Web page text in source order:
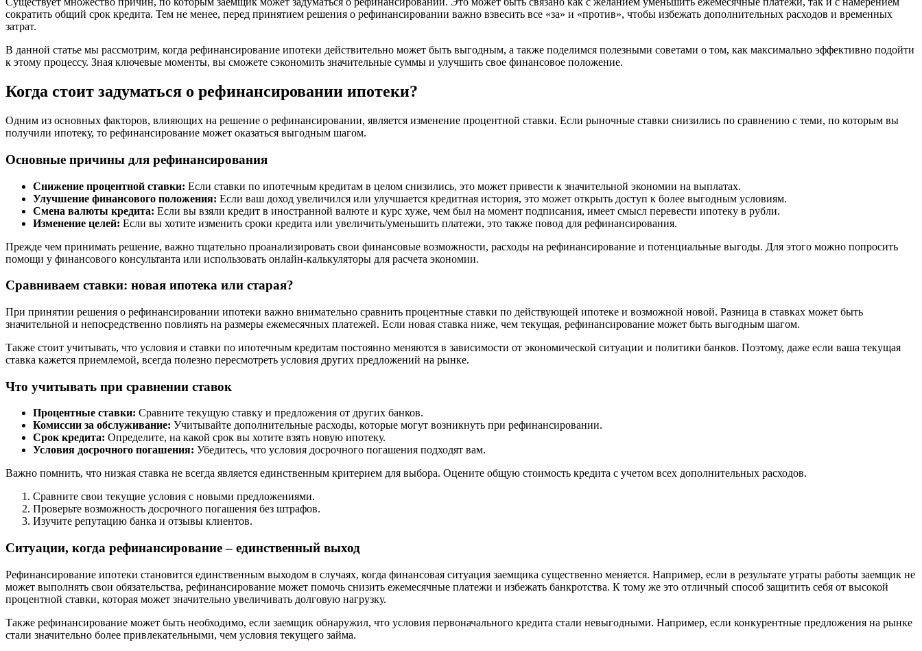
сократить общий срок кредита. Тем не менее, перед принятием решения о рефинансировании важно взвесить все «за» и «против», чтобы избежать дополнительных расходов и временных
затрат.
В данной статье мы рассмотрим, когда рефинансирование ипотеки действительно может быть выгодным, а также поделимся полезными советами о том, как максимально эффективно подойти
к этому процессу. Зная ключевые моменты, вы сможете сэкономить значительные суммы и улучшить свое финансовое положение.
Когда стоит задуматься о рефинансировании ипотеки?
Одним из основных факторов, влияющих на решение о рефинансировании, является изменение процентной ставки. Если рыночные ставки снизились по сравнению с теми, по которым вы
получили ипотеку, то рефинансирование может оказаться выгодным шагом.
Основные причины для рефинансирования
Снижение процентной ставки: Если ставки по ипотечным кредитам в целом снизились, это может привести к значительной экономии на выплатах.
Улучшение финансового положения: Если ваш доход увеличился или улучшается кредитная история, это может открыть доступ к более выгодным условиям.
Смена валюты кредита: Если вы взяли кредит в иностранной валюте и курс хуже, чем был на момент подписания, имеет смысл перевести ипотеку в рубли.
Изменение целей: Если вы хотите изменить сроки кредита или увеличить/уменьшить платежи, это также повод для рефинансирования.
Прежде чем принимать решение, важно тщательно проанализировать свои финансовые возможности, расходы на рефинансирование и потенциальные выгоды. Для этого можно попросить
помощи у финансового консультанта или использовать онлайн-калькуляторы для расчета экономии.
Сравниваем ставки: новая ипотека или старая?
При принятии решения о рефинансировании ипотеки важно внимательно сравнить процентные ставки по действующей ипотеке и возможной новой. Разница в ставках может быть
значительной и непосредственно повлиять на размеры ежемесячных платежей. Если новая ставка ниже, чем текущая, рефинансирование может быть выгодным шагом.
Также стоит учитывать, что условия и ставки по ипотечным кредитам постоянно меняются в зависимости от экономической ситуации и политики банков. Поэтому, даже если ваша текущая
ставка кажется приемлемой, всегда полезно пересмотреть условия других предложений на рынке.
Что учитывать при сравнении ставок
Процентные ставки: Сравните текущую ставку и предложения от других банков.
Комиссии за обслуживание: Учитывайте дополнительные расходы, которые могут возникнуть при рефинансировании.
Срок кредита: Определите, на какой срок вы хотите взять новую ипотеку.
Условия досрочного погашения: Убедитесь, что условия досрочного погашения подходят вам.
Важно помнить, что низкая ставка не всегда является единственным критерием для выбора. Оцените общую стоимость кредита с учетом всех дополнительных расходов.
Сравните свои текущие условия с новыми предложениями.
Проверьте возможность досрочного погашения без штрафов.
Изучите репутацию банка и отзывы клиентов.
Ситуации, когда рефинансирование – единственный выход
Рефинансирование ипотеки становится единственным выходом в случаях, когда финансовая ситуация заемщика существенно меняется. Например, если в результате утраты работы заемщик не
может выполнять свои обязательства, рефинансирование может помочь снизить ежемесячные платежи и избежать банкротства. К тому же это отличный способ защитить себя от высокой
процентной ставки, которая может значительно увеличивать долговую нагрузку.
Также рефинансирование может быть необходимо, если заемщик обнаружил, что условия первоначального кредита стали невыгодными. Например, если конкурентные предложения на рынке
стали значительно более привлекательными, чем условия текущего займа.